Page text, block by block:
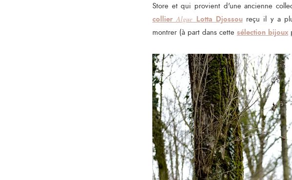
Store et qui provient d'une ancienne
collierAlgue Lotta Djossoureçu il y a
montrer (à part dans cette sélection bijoux